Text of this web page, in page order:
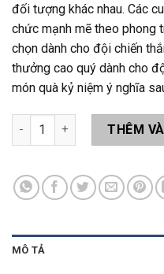
đối tượng khác nhau. Các
chức mạnh mẽ theo phong
chọn dành cho đội chiến
thưởng cao quý dành cho
món quà kỷ niệm ý nghĩa
Cúp Pickelball Pha Lê
THÊM
MÔ TẢ